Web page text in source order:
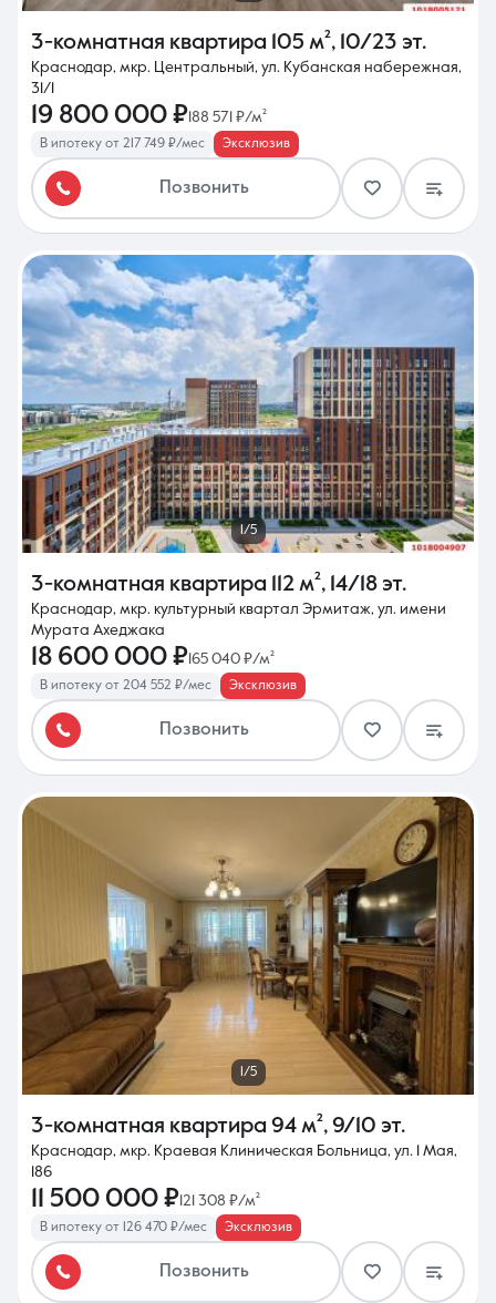
3-комнатная квартира 105 м², 10/23 эт.
Краснодар, мкр. Центральный, ул. Кубанская набережная,
31/1
19 800 000 ₽188 571 ₽/м²
В ипотеку от 217 749 ₽/мес Эксклюзив
Позвонить
1/5
3-комнатная квартира 112 м², 14/18 эт.
Краснодар, мкр. культурный квартал Эрмитаж, ул. имени
Мурата Ахеджака
18 600 000 ₽ 165 040 ₽/м²
В ипотеку от 204 552 ₽/мес Эксклюзив
Позвонить
1/5
3-комнатная квартира 94 м², 9/10 эт.
Краснодар, мкр. Краевая Клиническая Больница, ул. 1 Мая,
186
11 500 000 ₽ 121 308 ₽/м²
В ипотеку от 126 470 ₽/мес Эксклюзив
Позвонить